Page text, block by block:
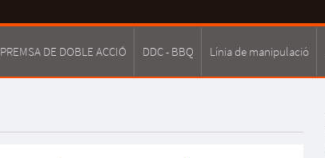
PREMSA DE DOBLE ACCIÓ DDC - BBQ Línia de manipulació